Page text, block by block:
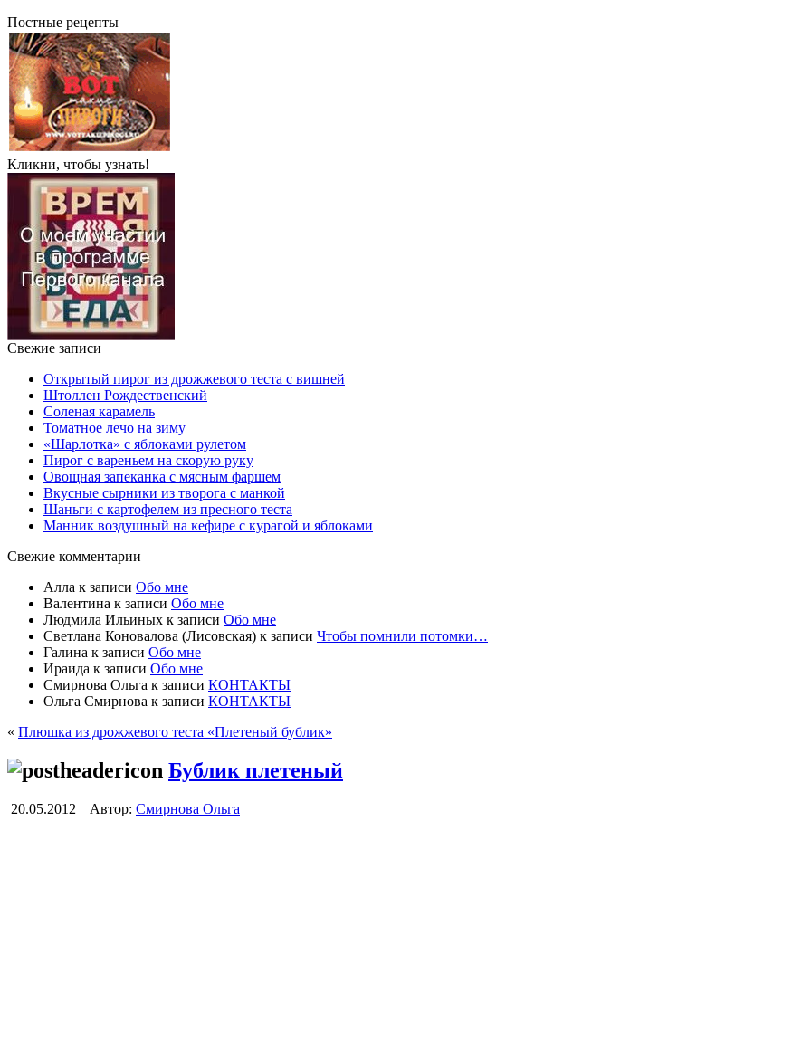
Постные рецепты
Кликни, чтобы узнать!
Свежие записи
Открытый пирог из дрожжевого теста с вишней
Штоллен Рождественский
Соленая карамель
Томатное лечо на зиму
«Шарлотка» с яблоками рулетом
Пирог с вареньем на скорую руку
Овощная запеканка с мясным фаршем
Вкусные сырники из творога с манкой
Шаньги с картофелем из пресного теста
Манник воздушный на кефире с курагой и яблоками
Свежие комментарии
Алла к записи Обо мне
Валентина к записи Обо мне
Людмила Ильиных к записи Обо мне
Светлана Коновалова (Лисовская) к записи Чтобы помнили потомки…
Галина к записи Обо мне
Ираида к записи Обо мне
Смирнова Ольга к записи КОНТАКТЫ
Ольга Смирнова к записи КОНТАКТЫ
« Плюшка из дрожжевого теста «Плетеный бублик»
Бублик плетеный
20.05.2012 | Автор: Смирнова Ольга